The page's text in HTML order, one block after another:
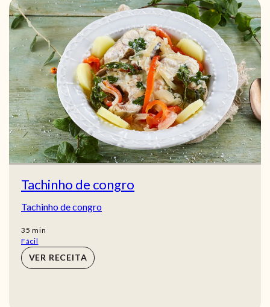
Tachinho de congro
Tachinho de congro
35 min
min
Fácil
VER RECEITA